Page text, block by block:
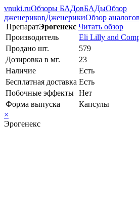
vnuki.ruОбзоры БАДовБАДыОбзор
дженериковДженерикиОбзор аналогов
ПрепаратЭрогенекс Читать обзор
Производитель
Eli Lilly and
Продано шт.
579
Дозировка в мг.
23
Наличие
Есть
Бесплатная доставка Есть
Побочные эффекты Нет
Форма выпуска
Капсулы
×
Эрогенекс